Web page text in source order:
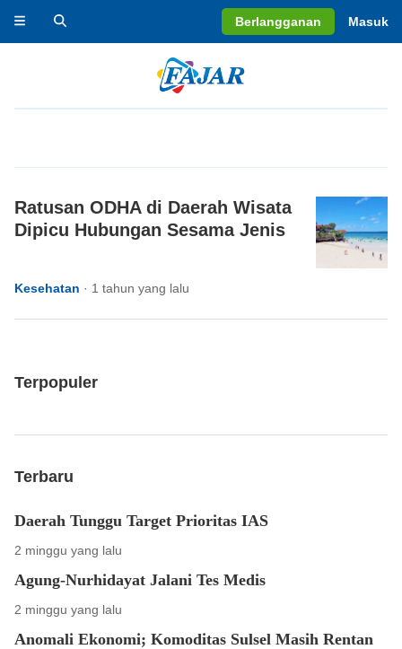
Berlangganan Masuk
Ratusan ODHA di Daerah Wisata
Dipicu Hubungan Sesama Jenis
Kesehatan · 1 tahun yang lalu
Terpopuler
Terbaru
Daerah Tunggu Target Prioritas IAS
2 minggu yang lalu
Agung-Nurhidayat Jalani Tes Medis
2 minggu yang lalu
Anomali Ekonomi; Komoditas Sulsel Masih Rentan